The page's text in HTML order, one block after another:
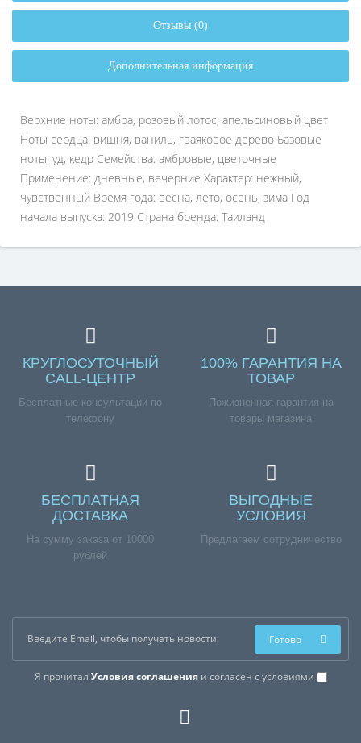
Отзывы (0)
Дополнительная информация
Верхние ноты: амбра, розовый лотос, апельсиновый цвет
Ноты сердца: вишня, ваниль, гваяковое дерево Базовые
ноты: уд, кедр Семейства: амбровые, цветочные
Применение: дневные, вечерние Характер: нежный,
чувственный Время года: весна, лето, осень, зима Год
начала выпуска: 2019 Страна бренда: Таиланд
КРУГЛОСУТОЧНЫЙ
CALL-ЦЕНТР
Бесплатные консультации по
телефону
100% ГАРАНТИЯ НА
ТОВАР
Пожизненная гарантия на
товары магазина
БЕСПЛАТНАЯ
ДОСТАВКА
На сумму заказа от 10000
рублей
ВЫГОДНЫЕ
УСЛОВИЯ
Предлагаем сотрудничество
Я прочитал Условия соглашенияи согласен с условиями
Готово